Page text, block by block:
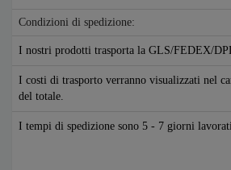
Condizioni di spedizione:
I nostri prodotti trasporta la GLS/FEDEX/
I costi di trasporto verranno visualizzati nel
del totale.
I tempi di spedizione sono 5 - 7 giorni